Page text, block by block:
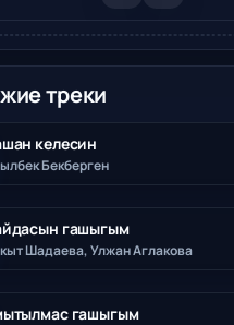
треки
келесин
Бекберген
гашыгым
Шадаева, Улжан Аглакова
гашыгым